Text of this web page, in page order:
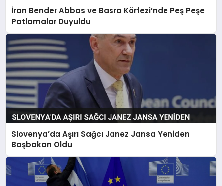
İran Bender Abbas ve Basra Körfezi’nde Peş Peşe
Patlamalar Duyuldu
Slovenya’da Aşırı Sağcı Janez Jansa Yeniden
Başbakan Oldu